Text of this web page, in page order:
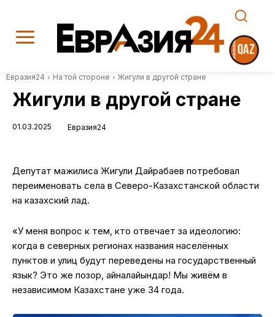
Евразия24 На той стороне Жигули в другой стране
Жигули в другой стране
01.03.2025 Евразия24
Депутат мажилиса Жигули Дайрабаев потребовал
переименовать села в Северо-Казахстанской области
на казахский лад.
«У меня вопрос к тем, кто отвечает за идеологию:
когда в северных регионах названия населённых
пунктов и улиц будут переведены на государственный
язык? Это же позор, айналайындар! Мы живём в
независимом Казахстане уже 34 года.